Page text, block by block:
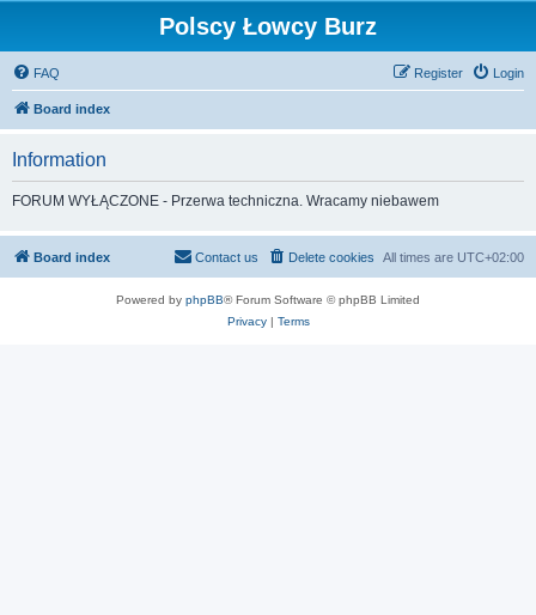
Polscy Łowcy Burz
FAQ Login
Register
Board index
Information
FORUM WYŁĄCZONE - Przerwa techniczna. Wracamy niebawem
Board index All times are UTC+02:00
Delete cookies
Contact us
Powered by phpBB® Forum Software © phpBB Limited
Privacy| Terms